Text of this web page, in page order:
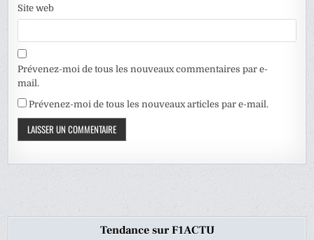
Site web
Prévenez-moi de tous les nouveaux commentaires par e-
mail.
Prévenez-moi de tous les nouveaux articles par e-mail.
Tendance sur F1ACTU